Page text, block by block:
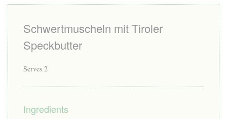
Schwertmuscheln mit Tiroler
Speckbutter
Serves 2
Ingredients